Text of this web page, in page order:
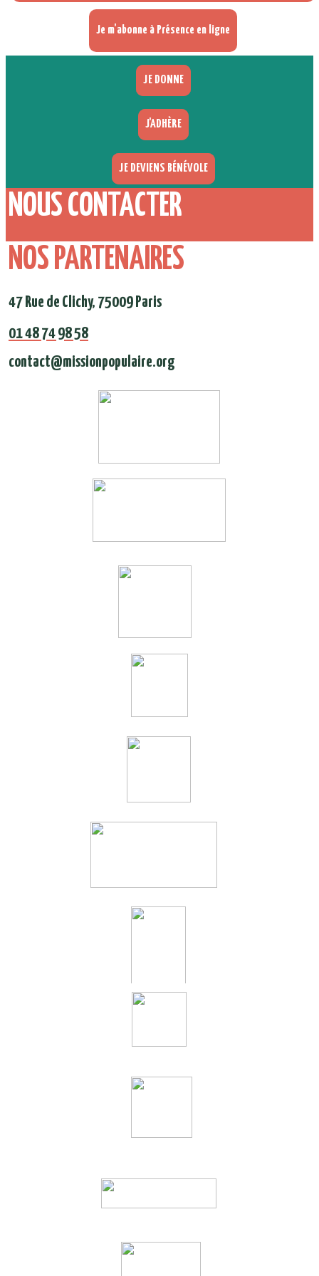
Je m'abonne à Présence en ligne
JE DONNE
J'ADHÈRE
JE DEVIENS BÉNÉVOLE
NOUS CONTACTER
NOS PARTENAIRES
47 Rue de Clichy, 75009 Paris
01 48 74 98 58
contact@missionpopulaire.org